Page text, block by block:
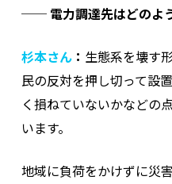
── 電力調達先はどのよ
杉本さん： 生態系を壊す
民の反対を押し切って設
く損ねていないかなどの
います。
地域に負荷をかけずに災